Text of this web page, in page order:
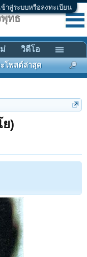
ข้าสู่ระบบหรือลงทะเบียน
)
ทธ
โพสต์ล่าสุด
วิดีโอ